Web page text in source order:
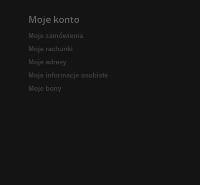
Moje konto
Moje zamówienia
Moje rachunki
Moje adresy
Moje informacje osobiste
Moje bony